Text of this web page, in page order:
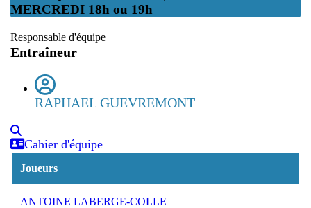
MERCREDI 18h ou 19h
Responsable d'équipe
Entraîneur
RAPHAEL GUEVREMONT
Cahier d'équipe
Joueurs
ANTOINE LABERGE-COLLE